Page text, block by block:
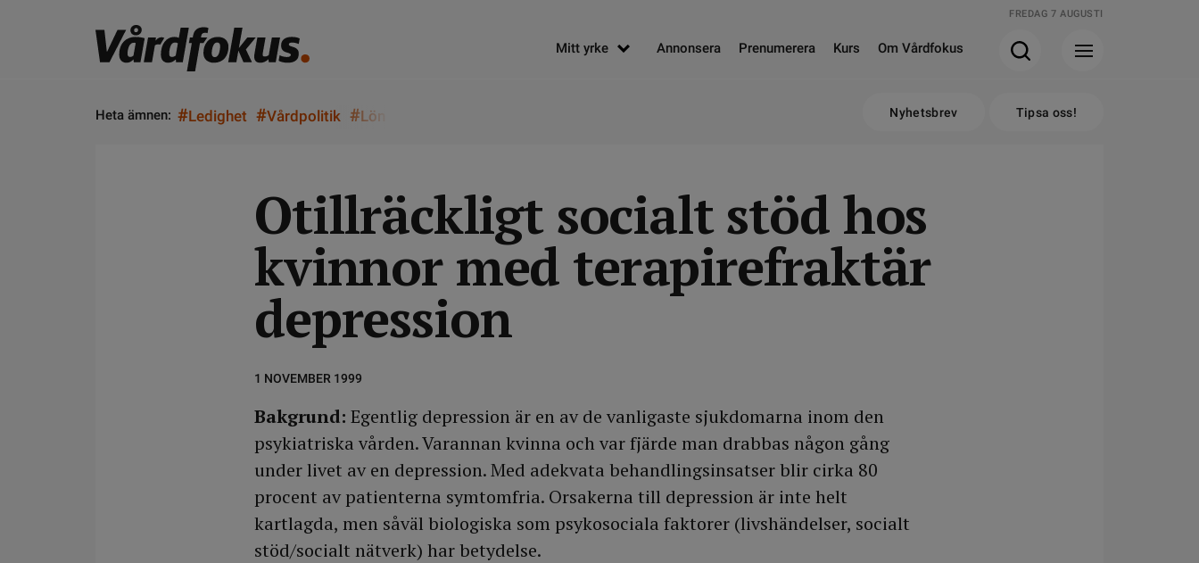
FREDAG 7 AUGUSTI
Mitt yrke Annonsera Prenumerera Kurs Om Vårdfokus
Heta ämnen: #Ledighet #Vårdpolitik #Lön Nyhetsbrev Tipsa oss!
Otillräckligt socialt stöd hos
kvinnor med terapirefraktär
depression
1 NOVEMBER 1999
Bakgrund: Egentlig depression är en av de vanligaste sjukdomarna inom den
psykiatriska vården. Varannan kvinna och var fjärde man drabbas någon gång
under livet av en depression. Med adekvata behandlingsinsatser blir cirka 80
procent av patienterna symtomfria. Orsakerna till depression är inte helt
kartlagda, men såväl biologiska som psykosociala faktorer (livshändelser, socialt
stöd/socialt nätverk) har betydelse.